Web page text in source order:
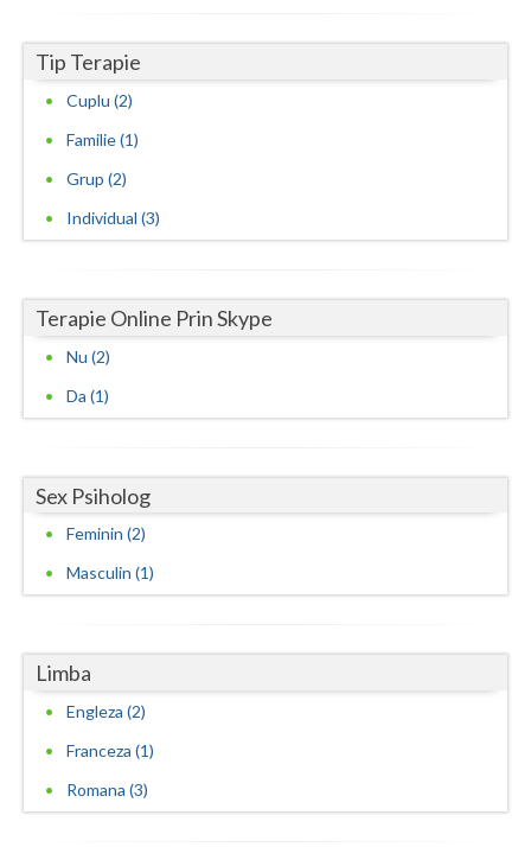
Psihoterapie sistemica de familie si cuplu (1)
Tip Terapie
Cuplu (2)
Familie (1)
Grup (2)
Individual (3)
Terapie Online Prin Skype
Nu (2)
Da (1)
Sex Psiholog
Feminin (2)
Masculin (1)
Limba
Engleza (2)
Franceza (1)
Romana (3)